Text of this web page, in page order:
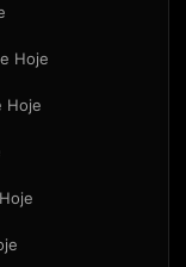
Hoje
Hoje